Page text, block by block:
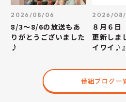
2026/08/06
8/3～8/6の放送もあ
りがとうございました
♪
2026/
８月６日
更新しま
イワイ♪』
番組ブログ一